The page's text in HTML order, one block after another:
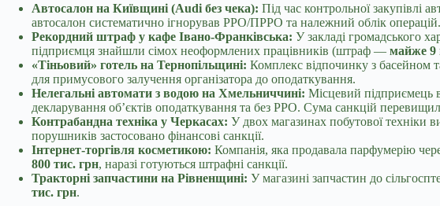
Автосалон на Київщині (Audi без чека): Під час контрольної закупівлі
автосалон систематично ігнорував РРО/ПРРО та належний облік
Рекордний штраф у кафе Івано-Франківська: У закладі громадського
підприємця знайшли сімох неоформлених працівників (штраф — майже 9
«Тіньовий» готель на Тернопільщині: Комплекс відпочинку з басейном
для примусового залучення організатора до оподаткування.
Нелегальні автомати з водою на Хмельниччині: Місцевий підприємець
декларування об’єктів оподаткування та без РРО. Сума санкцій
Контрабандна техніка у Черкасах: У двох магазинах побутової техніки
порушників застосовано фінансові санкції.
Інтернет-торгівля косметикою: Компанія, яка продавала парфумерію
800 тис. грн, наразі готуються штрафні санкції.
Тракторні запчастини на Рівненщині: У магазині запчастин до
тис. грн.